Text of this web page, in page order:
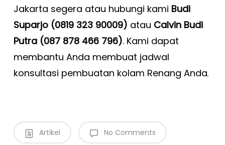
Jakarta segera atau hubungi kami Budi
Suparjo (0819 323 90009) atau Calvin Budi
Putra (087 878 466 796). Kami dapat
membantu Anda membuat jadwal
konsultasi pembuatan kolam Renang Anda.
Artikel No Comments